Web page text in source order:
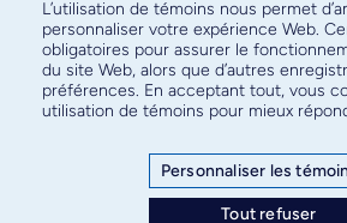
Abonnez-vous à notre
pour connaître
L’utilisation de témoins nous permet
personnaliser votre expérience Web.
obligatoires pour assurer le
du site Web, alors que d’autres
préférences. En acceptant tout, vous
utilisation de témoins pour mieux
Personnaliser les
Tout refuser